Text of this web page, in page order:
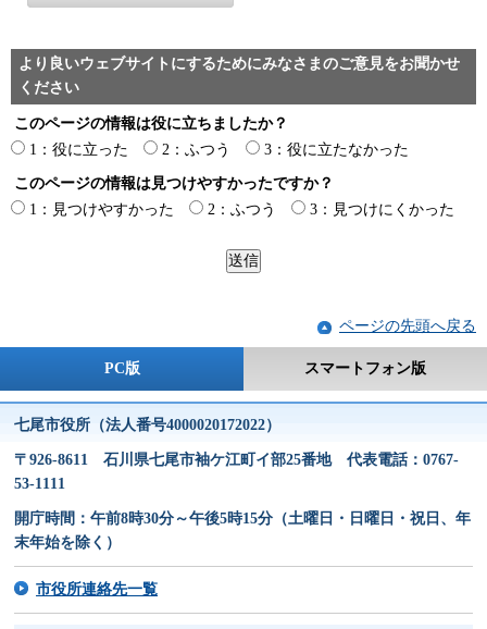
より良いウェブサイトにするためにみなさまのご意見をお聞かせ
ください
このページの情報は役に立ちましたか？
1：役に立った
2：ふつう 3：役に立たなかった
このページの情報は見つけやすかったですか？
1：見つけやすかった
2：ふつう 3：見つけにくかった
ページの先頭へ戻る
PC版 スマートフォン版
七尾市役所（法人番号4000020172022）
〒926-8611 石川県七尾市袖ケ江町イ部25番地 代表電話：0767-
53-1111
開庁時間：午前8時30分～午後5時15分（土曜日・日曜日・祝日、年
末年始を除く）
市役所連絡先一覧